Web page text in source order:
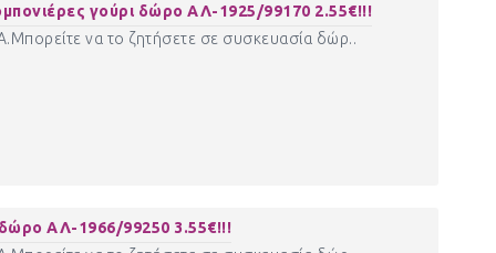
γούρι δώρο ΑΛ-1925/99170 2.55€!!!
να το ζητήσετε σε συσκευασία δώρ..
ΑΛ-1966/99250 3.55€!!!